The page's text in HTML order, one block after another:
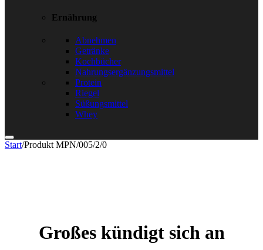
Ernährung
Abnehmen
Getränke
Kochbücher
Nahrungsergänzungsmittel
Protein
Riegel
Süßungsmittel
Whey
Start/Produkt MPN/005/2/0
Großes kündigt sich an